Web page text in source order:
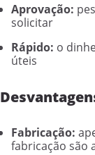
Aprovação:
solicitar
Rápido: o
úteis
Fabricação:
fabricação são